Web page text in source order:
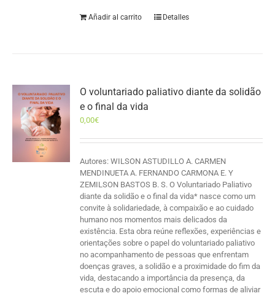
Añadir al carrito Detalles
O voluntariado paliativo diante da solidão
e o final da vida
0,00€
Autores: WILSON ASTUDILLO A. CARMEN
MENDINUETA A. FERNANDO CARMONA E. Y
ZEMILSON BASTOS B. S. O Voluntariado Paliativo
diante da solidão e o final da vida* nasce como um
convite à solidariedade, à compaixão e ao cuidado
humano nos momentos mais delicados da
existência. Esta obra reúne reflexões, experiências e
orientações sobre o papel do voluntariado paliativo
no acompanhamento de pessoas que enfrentam
doenças graves, a solidão e a proximidade do fim da
vida, destacando a importância da presença, da
escuta e do apoio emocional como formas de aliviar